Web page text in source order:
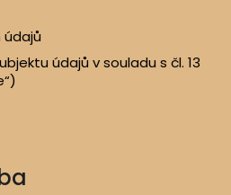
údajů
údajů v souladu s čl. 13